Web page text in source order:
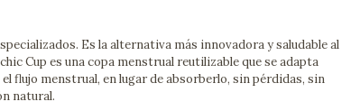
Es la alternativa más innovadora y saludable al
Cup es una copa menstrual reutilizable que se adapta
flujo menstrual, en lugar de absorberlo, sin pérdidas, sin
natural.